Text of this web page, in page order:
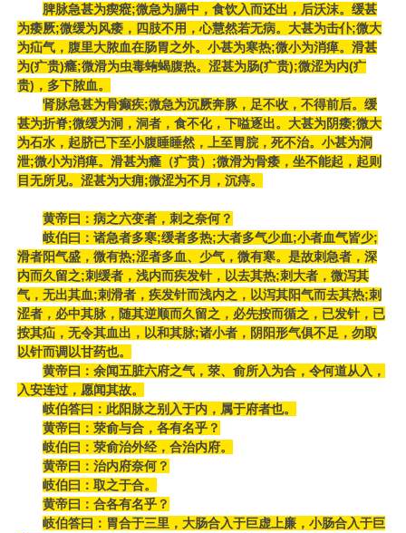
脾脉急甚为瘈瘲;微急为膈中，食饮入而还出，后沃沫。缓甚
为痿厥;微缓为风痿，四肢不用，心慧然若无病。大甚为击仆;微大
为疝气，腹里大脓血在肠胃之外。小甚为寒热;微小为消瘅。滑甚
为(疒贵)癃;微滑为虫毒蛕蝎腹热。涩甚为肠(疒贵);微涩为内(疒
贵)，多下脓血。
肾脉急甚为骨癫疾;微急为沉厥奔豚，足不收，不得前后。缓
甚为折脊;微缓为洞，洞者，食不化，下嗌逐出。大甚为阴痿;微大
为石水，起脐已下至小腹睡睡然，上至胃脘，死不治。小甚为洞
泄;微小为消瘅。滑甚为癃（疒贵）;微滑为骨痿，坐不能起，起则
目无所见。涩甚为大痈;微涩为不月，沉痔。
黄帝曰：病之六变者，刺之奈何？
岐伯曰：诸急者多寒;缓者多热;大者多气少血;小者血气皆少;
滑者阳气盛，微有热;涩者多血、少气，微有寒。是故刺急者，深
内而久留之;刺缓者，浅内而疾发针，以去其热;刺大者，微泻其
气，无出其血;刺滑者，疾发针而浅内之，以泻其阳气而去其热;刺
涩者，必中其脉，随其逆顺而久留之，必先按而循之，已发针，已
按其疝，无令其血出，以和其脉;诸小者，阴阳形气俱不足，勿取
以针而调以甘药也。
黄帝曰：余闻五脏六府之气，荥、俞所入为合，令何道从入，
入安连过，愿闻其故。
岐伯答曰：此阳脉之别入于内，属于府者也。
黄帝曰：荥俞与合，各有名乎？
岐伯曰：荥俞治外经，合治内府。
黄帝曰：治内府奈何？
岐伯曰：取之于合。
黄帝曰：合各有名乎？
岐伯答曰：胃合于三里，大肠合入于巨虚上廉，小肠合入于巨